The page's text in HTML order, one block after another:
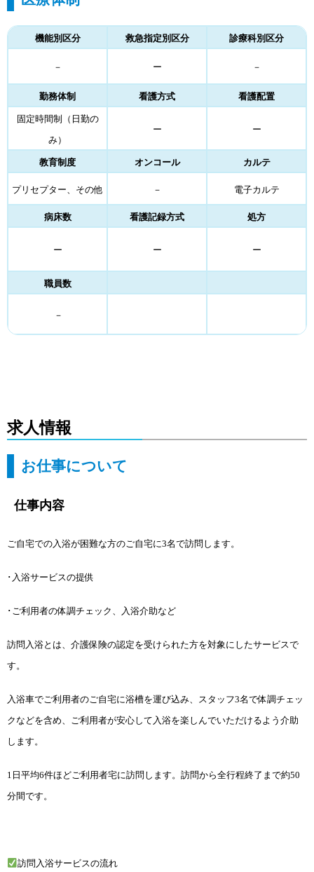
機能別区分 救急指定別区分 診療科別区分
－ ー －
勤務体制 看護方式 看護配置
固定時間制（日勤の
み）
ー ー
教育制度 オンコール カルテ
プリセプター、その他 － 電子カルテ
病床数 看護記録方式 処方
ー ー ー
職員数
－
求人情報
お仕事について
仕事内容
ご自宅での入浴が困難な方のご自宅に3名で訪問します。
･入浴サービスの提供
･ご利用者の体調チェック、入浴介助など
訪問入浴とは、介護保険の認定を受けられた方を対象にしたサービスで
す。
入浴車でご利用者のご自宅に浴槽を運び込み、スタッフ3名で体調チェッ
クなどを含め、ご利用者が安心して入浴を楽しんでいただけるよう介助
します。
1日平均6件ほどご利用者宅に訪問します。訪問から全行程終了まで約50
分間です。
訪問入浴サービスの流れ